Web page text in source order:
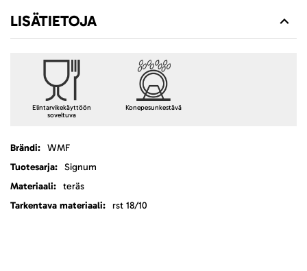
LISÄTIETOJA
Elintarvikekäyttöön
soveltuva
Konepesunkestävä
LisätietojaWMF
Signum
teräs
rst 18/10